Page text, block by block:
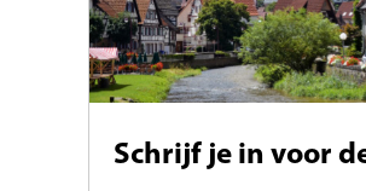
Schrijf je in voor